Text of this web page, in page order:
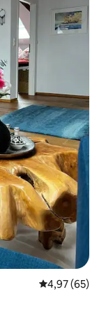
Gemiddelde
4,97 (65)